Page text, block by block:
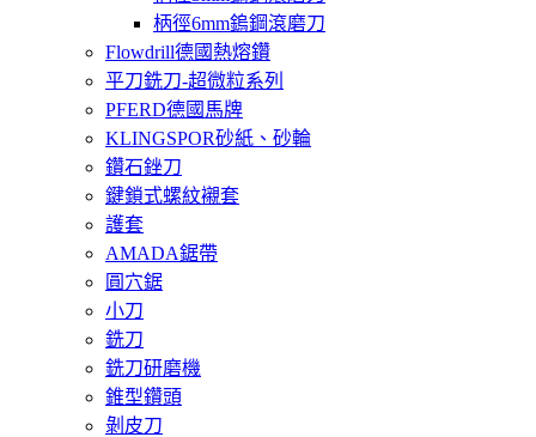
柄徑6mm鎢鋼滾磨刀
Flowdrill德國熱熔鑽
平刀銑刀-超微粒系列
PFERD德國馬牌
KLINGSPOR砂紙、砂輪
鑽石銼刀
鍵鎖式螺紋襯套
護套
AMADA鋸帶
圓穴鋸
小刀
銑刀
銑刀研磨機
錐型鑽頭
剝皮刀